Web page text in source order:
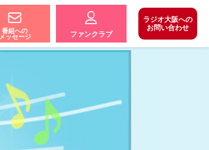
番組への
メッセージ
ファンクラブ
ラジオ大阪への
お問い合わせ